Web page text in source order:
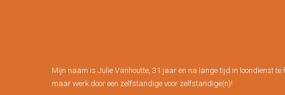
Mijn naam is Julie Vanhoutte, 31 jaar en na lange tijd in loondienst
maar werk door een zelfstandige voor zelfstandige(n)!